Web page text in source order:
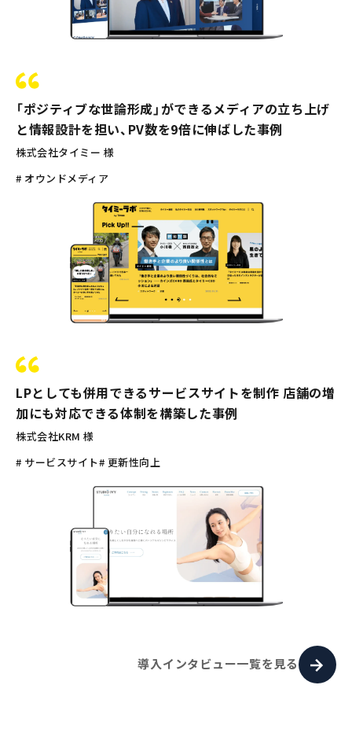
「ポジティブな世論形成」ができるメディアの立ち上げ
と情報設計を担い、PV数を9倍に伸ばした事例
株式会社タイミー 様
# オウンドメディア
LPとしても併用できるサービスサイトを制作 店舗の増
加にも対応できる体制を構築した事例
株式会社KRM 様
# サービスサイト# 更新性向上
導入インタビュー一覧を見る